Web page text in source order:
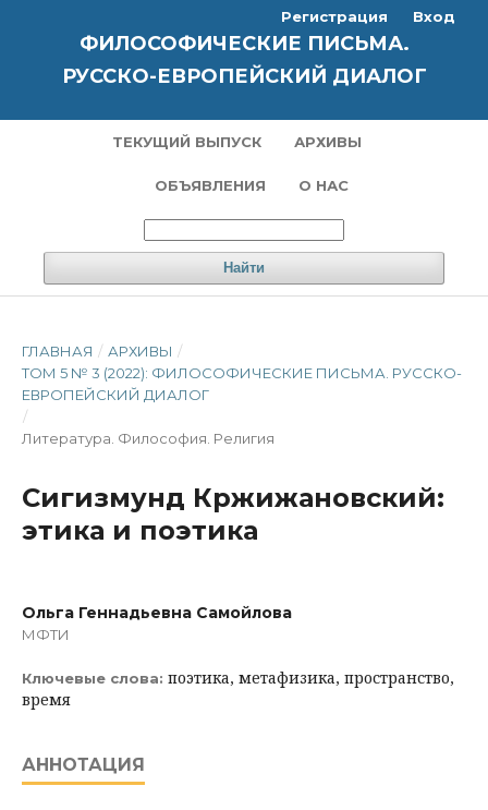
ФИЛОСОФИЧЕСКИЕ ПИСЬМА.
РУССКО-ЕВРОПЕЙСКИЙ ДИАЛОГ
ТЕКУЩИЙ ВЫПУСК АРХИВЫ
ОБЪЯВЛЕНИЯ О НАС
Найти
Регистрация Вход
ГЛАВНАЯ / АРХИВЫ /
ТОМ 5 № 3 (2022): ФИЛОСОФИЧЕСКИЕ ПИСЬМА. РУССКО-
ЕВРОПЕЙСКИЙ ДИАЛОГ
/
Литература. Философия. Pелигия
Сигизмунд Кржижановский:
этика и поэтика
Ольга Геннадьевна Самойлова
МФТИ
Ключевые слова: поэтика, метафизика, пространство,
время
АННОТАЦИЯ